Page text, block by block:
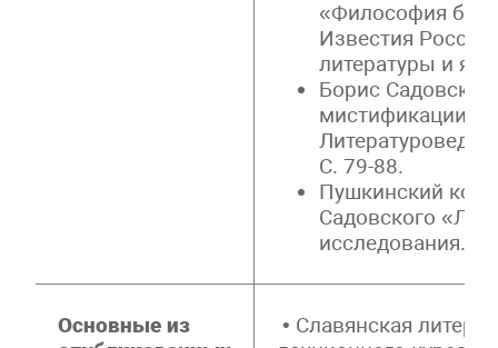
«Философия
Известия
литературы и
Борис
мистификации //
С. 79-88.
Пушкинский
Садовского
исследования.
Основные из
• Славянская